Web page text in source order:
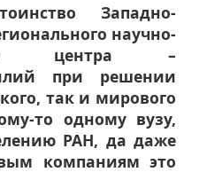
Западно-
научно-
центра –
при решении
так и мирового
то одному вузу,
РАН, да даже
компаниям это